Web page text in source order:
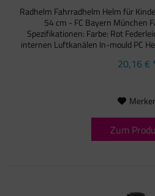
Radhelm Fahrradhelm Helm für
54 cm - FC Bayern München
Spezifikationen: Farbe: Rot
internen Luftkanälen In-mould PC
20,16 €
Zum